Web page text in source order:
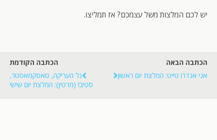
יש לכם המלצות משל עצמכם? אז תמליצו.
הכתבה הקודמת
נל העריקה, טאסקמאסטר,
סטיב! (מרטין): המלצת יום שישי
הכתבה הבאה
אני אנדרו טייט: המלצת יום ראשון